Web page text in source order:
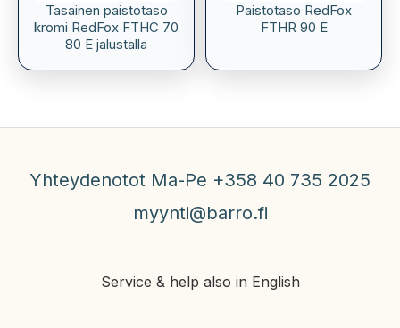
Tasainen paistotaso
kromi RedFox FTHC 70
80 E jalustalla
Paistotaso RedFox
FTHR 90 E
Yhteydenotot Ma-Pe +358 40 735 2025
myynti@barro.fi
Service & help also in English